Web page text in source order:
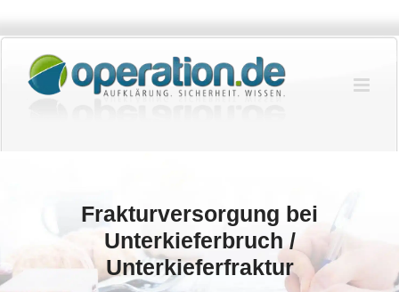
springen
Frakturversorgung bei
Unterkieferbruch /
Unterkieferfraktur